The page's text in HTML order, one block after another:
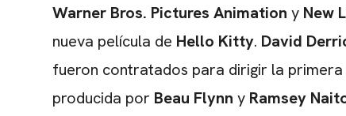
Warner Bros. Pictures Animation y New
nueva película de Hello Kitty. David
fueron contratados para dirigir la
producida por Beau Flynn y Ramsey